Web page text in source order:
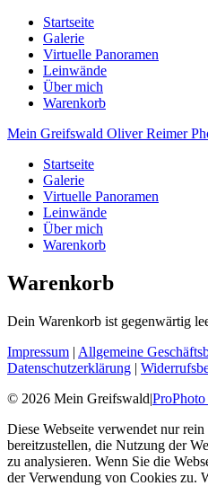
Startseite
Galerie
Virtuelle Panoramen
Leinwände
Über mich
Warenkorb
Mein Greifswald Oliver Reimer
Startseite
Galerie
Virtuelle Panoramen
Leinwände
Über mich
Warenkorb
Warenkorb
Dein Warenkorb ist gegenwärtig
Impressum | Allgemeine
Datenschutzerklärung |
© 2026 Mein Greifswald|ProPhoto
Diese Webseite verwendet nur
bereitzustellen, die Nutzung der
zu analysieren. Wenn Sie die
der Verwendung von Cookies zu.